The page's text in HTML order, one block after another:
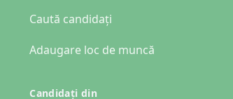
Caută candidați
Adaugare loc de muncă
Candidați din